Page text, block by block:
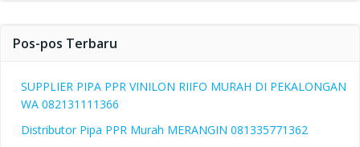
Pos-pos Terbaru
SUPPLIER PIPA PPR VINILON RIIFO MURAH DI PEKALONGAN
WA 082131111366
Distributor Pipa PPR Murah MERANGIN 081335771362